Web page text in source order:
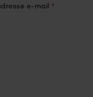
e-mail *